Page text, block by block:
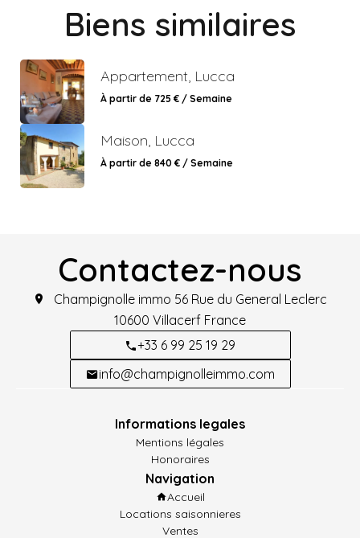
Biens similaires
Appartement, Lucca
À partir de 725 € / Semaine
Maison, Lucca
À partir de 840 € / Semaine
Contactez-nous
Champignolle immo 56 Rue du General Leclerc
10600 Villacerf France
+33 6 99 25 19 29
info@champignolleimmo.com
Informations legales
Mentions légales
Honoraires
Navigation
Accueil
Locations saisonnieres
Ventes